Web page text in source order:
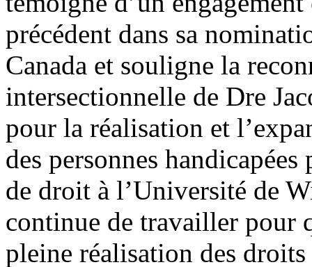
précédent dans sa
Canada et souligne la
intersectionnelle de Dre
pour la réalisation et
des personnes
de droit à l’Université de
continue de travailler pour
pleine réalisation des droits